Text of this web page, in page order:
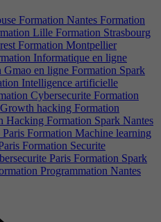
Formation Nantes Formation
Lille Formation Strasbourg
Formation Montpellier
Informatique en ligne
Gmao en ligne Formation Spark
Intelligence artificielle
Cybersecurite Formation
hacking Formation
Hacking Formation Spark Nantes
Formation Machine learning
Formation Securite
Paris Formation Spark
Programmation Nantes